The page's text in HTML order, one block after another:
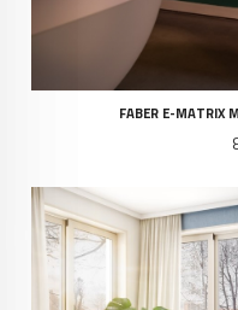
FABER E-MATRIX